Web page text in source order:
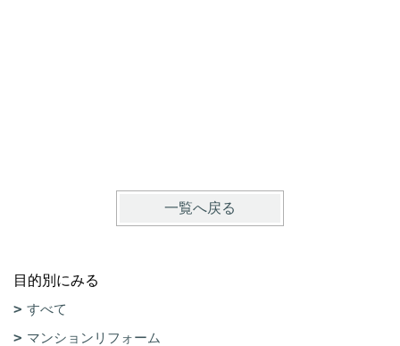
一覧へ戻る
目的別にみる
すべて
マンションリフォーム